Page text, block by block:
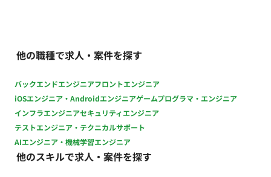
他の職種で求人・案件を探す
バックエンドエンジニアフロントエンジニア
iOSエンジニア・Androidエンジニアゲームプログラマ・エンジニア
インフラエンジニアセキュリティエンジニア
テストエンジニア・テクニカルサポート
AIエンジニア・機械学習エンジニア
他のスキルで求人・案件を探す